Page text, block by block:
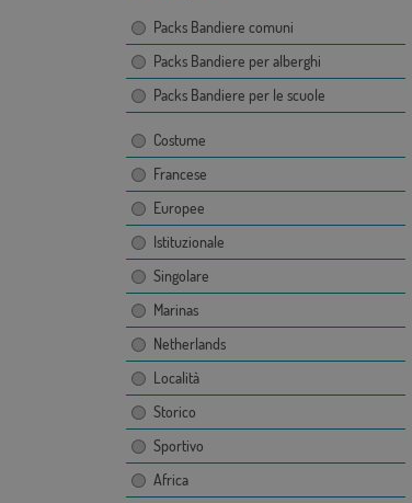
Packs Bandiere comuni
Packs Bandiere per alberghi
Packs Bandiere per le scuole
Costume
Francese
Europee
Istituzionale
Singolare
Marinas
Netherlands
Località
Storico
Sportivo
Africa